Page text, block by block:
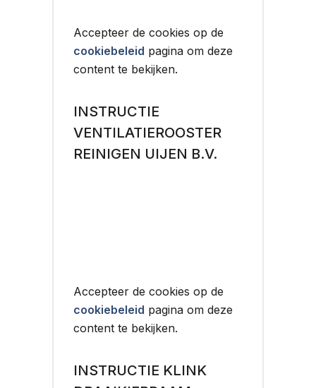
Accepteer de cookies op de
cookiebeleid pagina om deze
content te bekijken.
INSTRUCTIE
VENTILATIEROOSTER
REINIGEN UIJEN B.V.
Accepteer de cookies op de
cookiebeleid pagina om deze
content te bekijken.
INSTRUCTIE KLINK